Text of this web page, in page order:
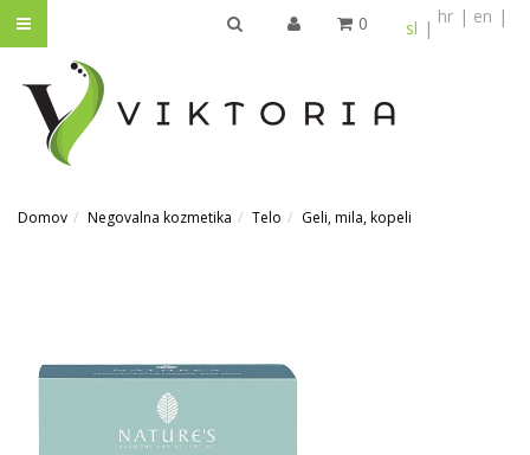
sl
hr en
0
Domov Negovalna kozmetika Telo Geli, mila, kopeli